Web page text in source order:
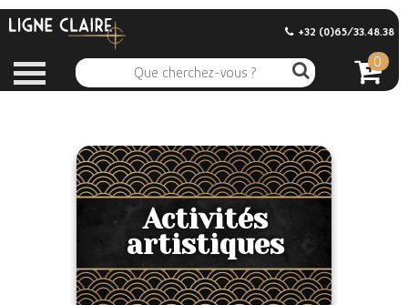
+32 (0)65/33.48.38
0
Activités
artistiques